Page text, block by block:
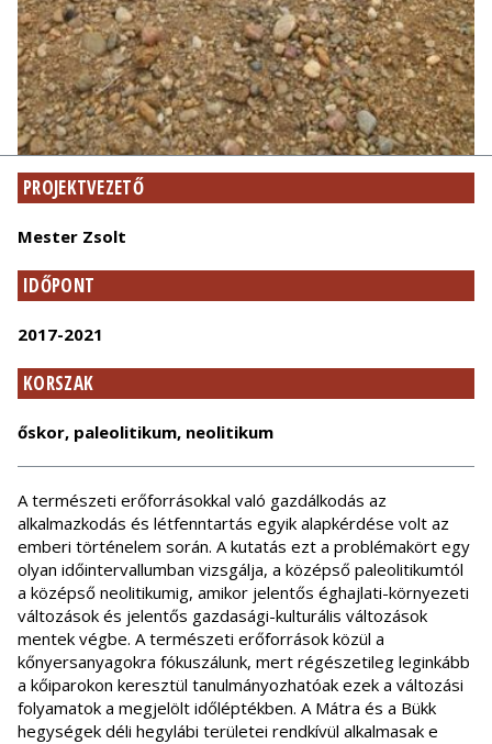
PROJEKTVEZETŐ
Mester Zsolt
IDŐPONT
2017-2021
KORSZAK
őskor, paleolitikum, neolitikum
A természeti erőforrásokkal való gazdálkodás az
alkalmazkodás és létfenntartás egyik alapkérdése volt az
emberi történelem során. A kutatás ezt a problémakört egy
olyan időintervallumban vizsgálja, a középső paleolitikumtól
a középső neolitikumig, amikor jelentős éghajlati-környezeti
változások és jelentős gazdasági-kulturális változások
mentek végbe. A természeti erőforrások közül a
kőnyersanyagokra fókuszálunk, mert régészetileg leginkább
a kőiparokon keresztül tanulmányozhatóak ezek a változási
folyamatok a megjelölt időléptékben. A Mátra és a Bükk
hegységek déli hegylábi területei rendkívül alkalmasak e